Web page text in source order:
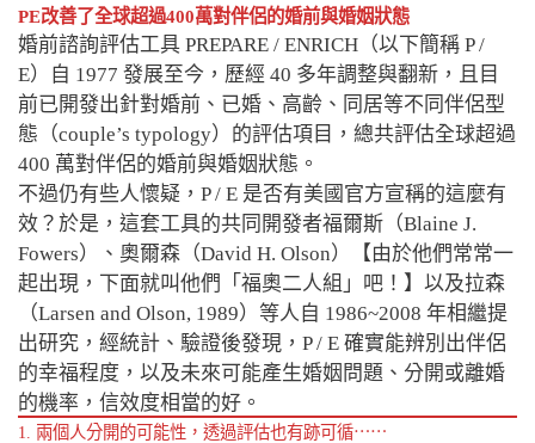
PE改善了全球超過400萬對伴侶的婚前與婚姻狀態
婚前諮詢評估工具 PREPARE / ENRICH（以下簡稱 P /
E）自 1977 發展至今，歷經 40 多年調整與翻新，且目
前已開發出針對婚前、已婚、高齡、同居等不同伴侶型
態（couple’s typology）的評估項目，總共評估全球超過
400 萬對伴侶的婚前與婚姻狀態。
不過仍有些人懷疑，P / E 是否有美國官方宣稱的這麼有
效？於是，這套工具的共同開發者福爾斯（Blaine J.
Fowers）、奧爾森（David H. Olson）
【由於他們常常一
起出現，下面就叫他們「福奧二人組」吧！】 以及拉森
（Larsen and Olson, 1989）等人自 1986~2008 年相繼提
出研究，經統計、驗證後發現，P / E 確實能辨別出伴侶
的幸福程度，以及未來可能產生婚姻問題、分開或離婚
的機率，信效度相當的好。
1. 兩個人分開的可能性，透過評估也有跡可循⋯⋯